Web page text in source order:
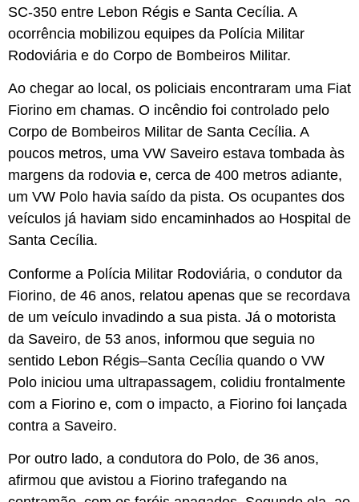
SC-350 entre Lebon Régis e Santa Cecília. A
ocorrência mobilizou equipes da Polícia Militar
Rodoviária e do Corpo de Bombeiros Militar.
Ao chegar ao local, os policiais encontraram uma Fiat
Fiorino em chamas. O incêndio foi controlado pelo
Corpo de Bombeiros Militar de Santa Cecília. A
poucos metros, uma VW Saveiro estava tombada às
margens da rodovia e, cerca de 400 metros adiante,
um VW Polo havia saído da pista. Os ocupantes dos
veículos já haviam sido encaminhados ao Hospital de
Santa Cecília.
Conforme a Polícia Militar Rodoviária, o condutor da
Fiorino, de 46 anos, relatou apenas que se recordava
de um veículo invadindo a sua pista. Já o motorista
da Saveiro, de 53 anos, informou que seguia no
sentido Lebon Régis–Santa Cecília quando o VW
Polo iniciou uma ultrapassagem, colidiu frontalmente
com a Fiorino e, com o impacto, a Fiorino foi lançada
contra a Saveiro.
Por outro lado, a condutora do Polo, de 36 anos,
afirmou que avistou a Fiorino trafegando na